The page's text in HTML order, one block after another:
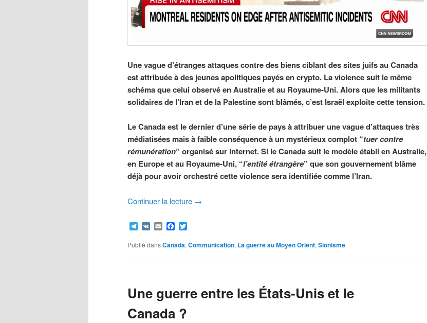
Une vague d’étranges attaques contre des biens ciblant des sites juifs au Canada
est attribuée à des jeunes apolitiques payés en crypto. La violence suit le même
schéma que celui observé en Australie et au Royaume-Uni. Alors que les militants
solidaires de l’Iran et de la Palestine sont blâmés, c’est Israël exploite cette tension.
Le Canada est le dernier d’une série de pays à attribuer une vague d’attaques très
médiatisées mais à faible conséquence à un mystérieux complot “tuer contre
rémunération” organisé sur internet. Si le Canada suit le modèle établi en Australie,
en Europe et au Royaume-Uni, “l’entité étrangère” que son gouvernement blâme
déjà pour avoir orchestré cette violence sera identifiée comme l’Iran.
Continuer la lecture →
Telegram
VK EmailFacebook
Publié dansCanada, Communication, La guerre au Moyen Orient, Sionisme
Une guerre entre les États-Unis et le
Canada ?